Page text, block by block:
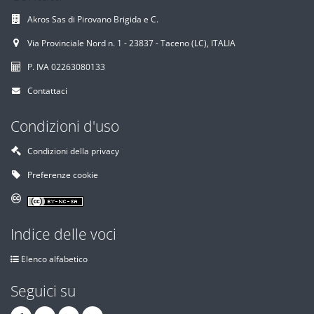
Akros Sas di Pirovano Brigida e C.
Via Provinciale Nord n. 1 - 23837 - Taceno (LC), ITALIA
P. IVA 02263080133
Contattaci
Condizioni d'uso
Condizioni della privacy
Preferenze cookie
Indice delle voci
Elenco alfabetico
Seguici su